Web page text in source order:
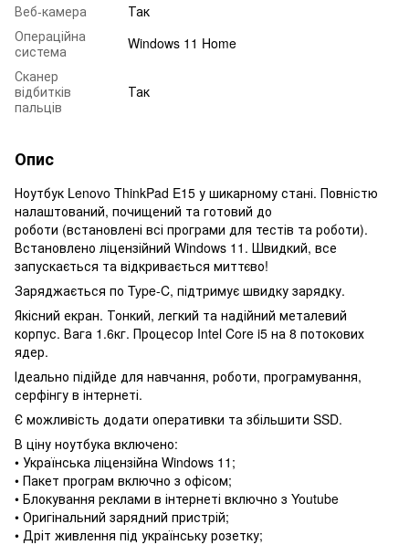
Веб-камера
Так
Операційна
система
Windows 11 Home
Сканер
відбитків
пальців
Так
Опис
Ноутбук Lenovo ThinkPad E15 у шикарному стані. Повністю
налаштований, почищений та готовий до
роботи (встановлені всі програми для тестів та роботи).
Встановлено ліцензійний Windows 11. Швидкий, все
запускається та відкривається миттєво!
Заряджається по Type-C, підтримує швидку зарядку.
Якісний екран. Тонкий, легкий та надійний металевий
корпус. Вага 1.6кг. Процесор Intel Core i5 на 8 потокових
ядер.
Ідеально підійде для навчання, роботи, програмування,
серфінгу в інтернеті.
Є можливість додати оперативки та збільшити SSD.
В ціну ноутбука включено:
• Українська ліцензійна Windows 11;
• Пакет програм включно з офісом;
• Блокування реклами в інтернеті включно з Youtube
• Оригінальний зарядний пристрій;
• Дріт живлення під українську розетку;